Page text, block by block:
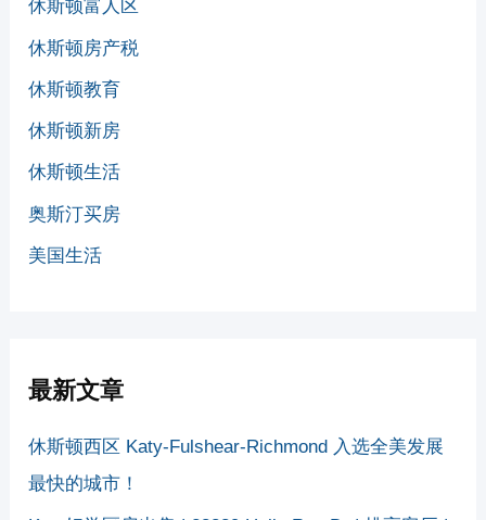
休斯顿富人区
休斯顿房产税
休斯顿教育
休斯顿新房
休斯顿生活
奥斯汀买房
美国生活
最新文章
休斯顿西区 Katy-Fulshear-Richmond 入选全美发展
最快的城市！